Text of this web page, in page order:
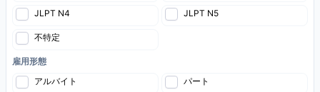
JLPT N4 JLPT N5
不特定
雇用形態
アルバイト
パート